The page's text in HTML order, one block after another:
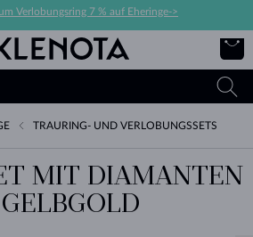
Verlobungsring 7 % auf Eheringe->
TRAURING- UND VERLOBUNGSSETS
MIT DIAMANTEN